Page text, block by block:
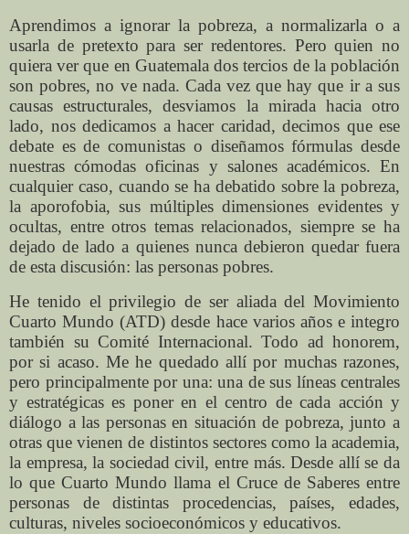
Aprendimos a ignorar la pobreza, a normalizarla o a
usarla de pretexto para ser redentores. Pero quien no
quiera ver que en Guatemala dos tercios de la población
son pobres, no ve nada. Cada vez que hay que ir a sus
causas estructurales, desviamos la mirada hacia otro
lado, nos dedicamos a hacer caridad, decimos que ese
debate es de comunistas o diseñamos fórmulas desde
nuestras cómodas oficinas y salones académicos. En
cualquier caso, cuando se ha debatido sobre la pobreza,
la aporofobia, sus múltiples dimensiones evidentes y
ocultas, entre otros temas relacionados, siempre se ha
dejado de lado a quienes nunca debieron quedar fuera
de esta discusión: las personas pobres.
He tenido el privilegio de ser aliada del Movimiento
Cuarto Mundo (ATD) desde hace varios años e integro
también su Comité Internacional. Todo ad honorem,
por si acaso. Me he quedado allí por muchas razones,
pero principalmente por una: una de sus líneas centrales
y estratégicas es poner en el centro de cada acción y
diálogo a las personas en situación de pobreza, junto a
otras que vienen de distintos sectores como la academia,
la empresa, la sociedad civil, entre más. Desde allí se da
lo que Cuarto Mundo llama el Cruce de Saberes entre
personas de distintas procedencias, países, edades,
culturas, niveles socioeconómicos y educativos.